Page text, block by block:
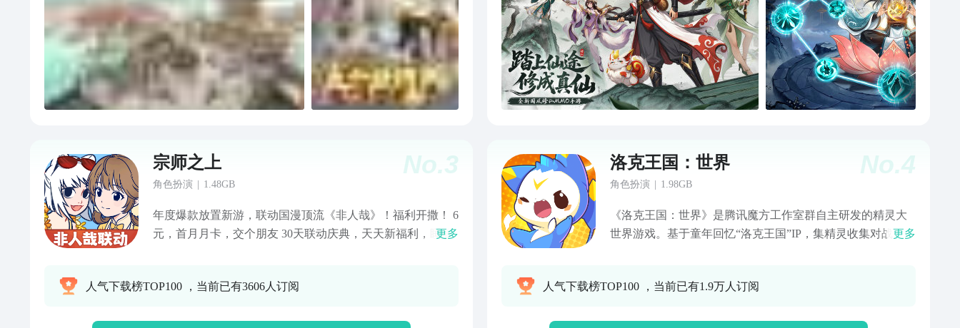
No.3
宗师之上
角色扮演 1.48GB
年度爆款放置新游，联动国漫顶流《非人哉》！福利开撒！ 6
元，首月月卡，交个朋友 30天联动庆典，天天新福利，睡醒
轻松放置 离线成长 — — 自由搭配 创造流派 — — 任意合成
更多
人气下载榜TOP100 ，当前已有3606人订阅
No.4
洛克王国：世界
角色扮演 1.98GB
《洛克王国：世界》是腾讯魔方工作室群自主研发的精灵大
世界游戏。基于童年回忆“洛克王国”IP，集精灵收集对战、开
系战斗，公平博弈无穷乐趣！多端全平台互通，单人漫游或
更多
人气下载榜TOP100 ，当前已有1.9万人订阅